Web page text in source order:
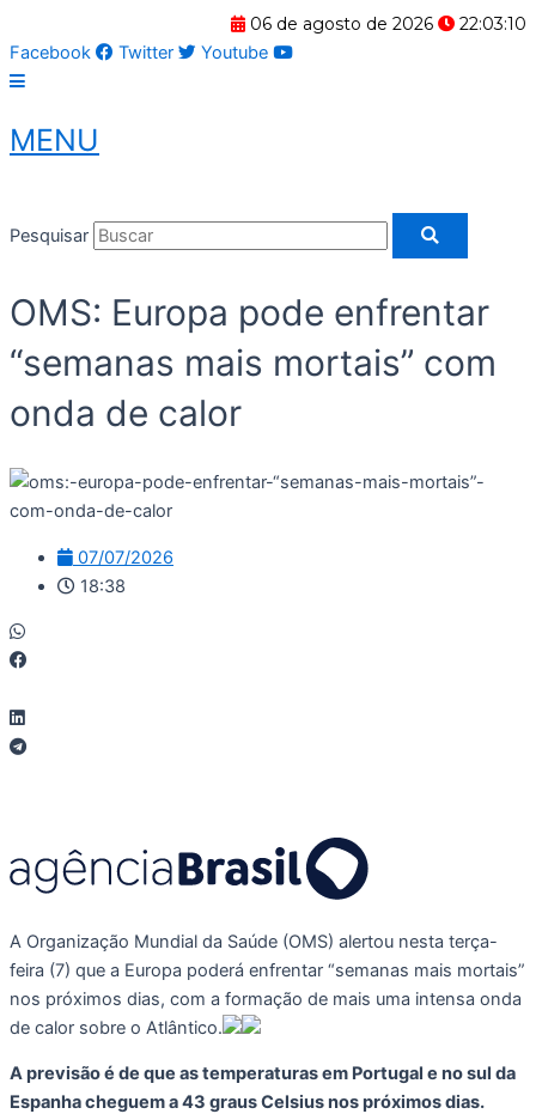
para
o
06 de agosto de 2026
22:03:11
Facebook
Twitter Youtube
MENU
Pesquisar
OMS: Europa pode enfrentar
“semanas mais mortais” com
onda de calor
07/07/2026
18:38
A Organização Mundial da Saúde (OMS) alertou nesta terça-
feira (7) que a Europa poderá enfrentar “semanas mais mortais”
nos próximos dias, com a formação de mais uma intensa onda
de calor sobre o Atlântico.
A previsão é de que as temperaturas em Portugal e no sul da
Espanha cheguem a 43 graus Celsius nos próximos dias.